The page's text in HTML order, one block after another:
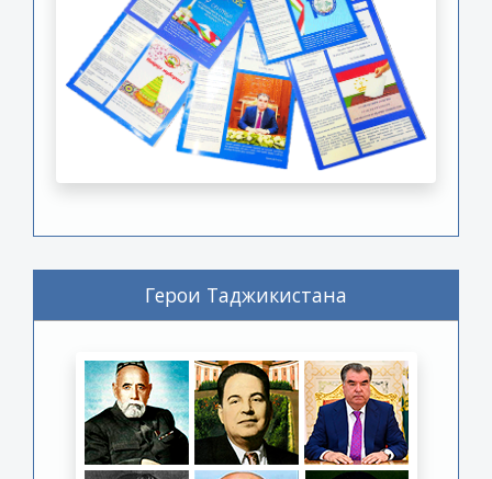
Герои Таджикистана